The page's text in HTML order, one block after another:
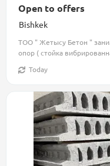
Bishkek
Open to offers
ТОО " Жетысу Бетон "
опор ( стойка
Today